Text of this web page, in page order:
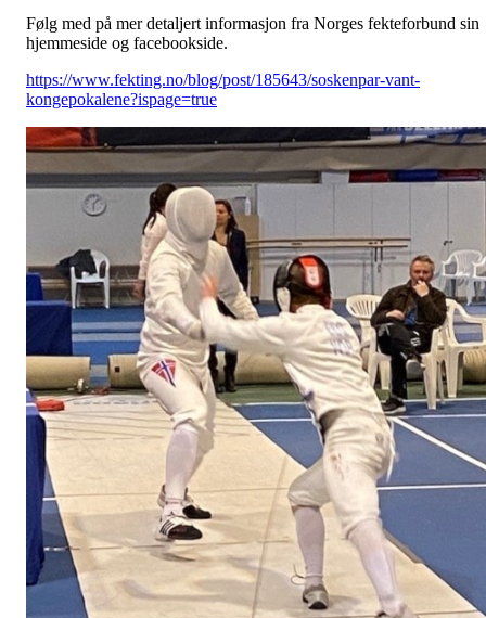
Følg med på mer detaljert informasjon fra Norges fekteforbund sin
hjemmeside og facebookside.
https://www.fekting.no/blog/post/185643/soskenpar-vant-
kongepokalene?ispage=true